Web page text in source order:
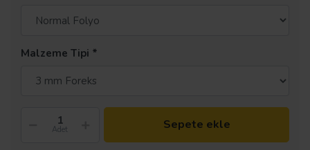
Malzeme Tipi
Adet Sepete ekle